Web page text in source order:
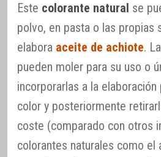
Este colorante natural se
polvo, en pasta o las propias
elabora aceite de achiote.
pueden moler para su uso o
incorporarlas a la
color y posteriormente
coste (comparado con otros
colorantes naturales como el